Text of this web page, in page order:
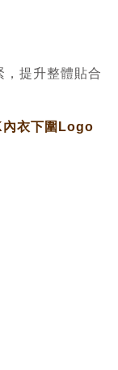
，提升整體貼合
內衣下圍Logo